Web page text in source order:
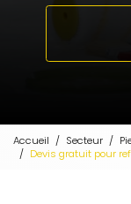
Accueil Secteur
Devis gratuit pour